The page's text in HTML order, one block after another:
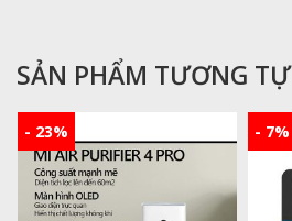
SẢN PHẨM TƯƠNG TỰ
- 23% - 7%